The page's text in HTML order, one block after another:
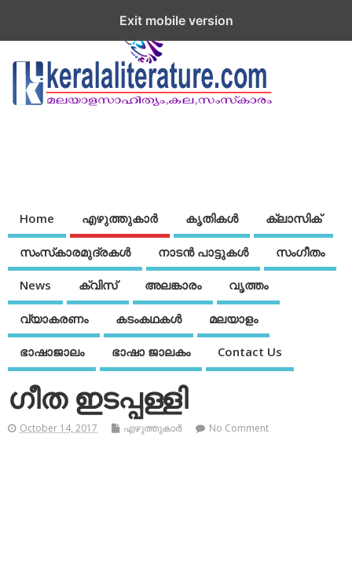
Home എഴുത്തുകാര്‍ കൃതികൾ ക്ലാസിക്
സംസ്‌കാരമുദ്രകള്‍ നാടന്‍ പാട്ടുകള്‍ സംഗീതം
News ക്വിസ് അലങ്കാരം വൃത്തം
വ്യാകരണം കടംകഥകള്‍ മലയാളം
ഭാഷാജാലം ഭാഷാ ജാലകം Contact Us
ഗീത ഇടപ്പള്ളി
October 14, 2017 എഴുത്തുകാര്‍ No Comment
Exit mobile version